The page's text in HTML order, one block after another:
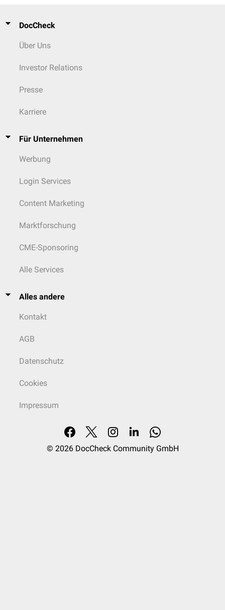
DocCheck
Über Uns
Investor Relations
Presse
Karriere
Für Unternehmen
Werbung
Login Services
Content Marketing
Marktforschung
CME-Sponsoring
Alle Services
Alles andere
Kontakt
AGB
Datenschutz
Cookies
Impressum
© 2026 DocCheck Community GmbH